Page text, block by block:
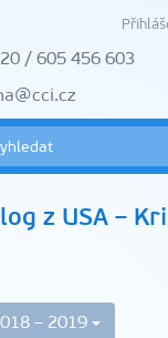
/ 605 456 603
z USA –
– 2019